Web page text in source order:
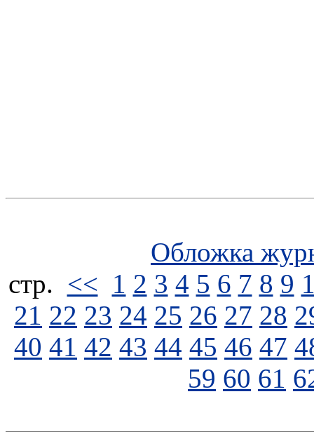
Обложка
стp. << 1 2 3 4 5 6 7 8 9
21 22 23 24 25 26 27 28
40 41 42 43 44 45 46 47
59 60 61